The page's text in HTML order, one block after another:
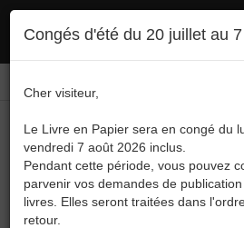
l'utilisation :politique en matière de
Congés d'été du 20 juillet au
Cher visiteur,
Le Livre en Papier sera en congé du
vendredi 7 août 2026 inclus.
Pendant cette période, vous pouvez
parvenir vos demandes de
livres. Elles seront traitées dans
retour.
Menu